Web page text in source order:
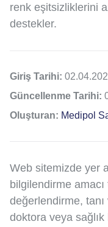
renk eşitsizliklerini
destekler.
Giriş Tarihi:
Güncellenme Tarihi:
Oluşturan: Medipol
Web sitemizde yer
bilgilendirme amacı
değerlendirme,
doktora veya